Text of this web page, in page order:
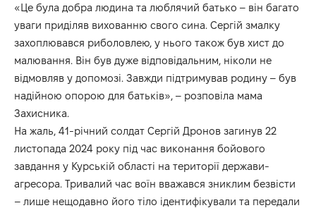
«Це була добра людина та люблячий батько – він багато
уваги приділяв вихованню свого сина. Сергій змалку
захоплювався риболовлею, у нього також був хист до
малювання. Він був дуже відповідальним, ніколи не
відмовляв у допомозі. Завжди підтримував родину – був
надійною опорою для батьків», – розповіла мама
Захисника.
На жаль, 41-річний солдат Сергій Дронов загинув 22
листопада 2024 року під час виконання бойового
завдання у Курській області на території держави-
агресора. Тривалий час воїн вважався зниклим безвісти
– лише нещодавно його тіло ідентифікували та передали